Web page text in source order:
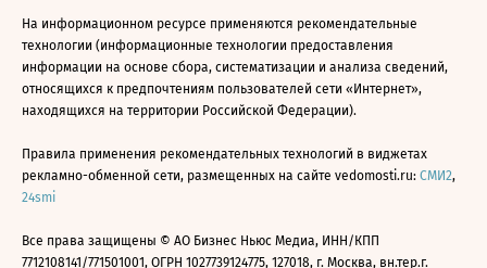
На информационном ресурсе применяются рекомендательные
технологии (информационные технологии предоставления
информации на основе сбора, систематизации и анализа сведений,
относящихся к предпочтениям пользователей сети «Интернет»,
находящихся на территории Российской Федерации).
Правила применения рекомендательных технологий в виджетах
рекламно-обменной сети, размещенных на сайте vedomosti.ru: СМИ2,
24smi
Все права защищены © АО Бизнес Ньюс Медиа, ИНН/КПП
7712108141/771501001, ОГРН 1027739124775, 127018, г. Москва, вн.тер.г.